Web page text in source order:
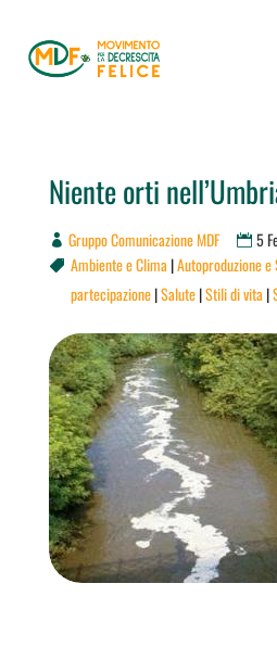
Niente orti
Gruppo Comunicazione MDF 5
 Ambiente e Clima |Autoproduzione e
partecipazione|Salute|Stili di vita |